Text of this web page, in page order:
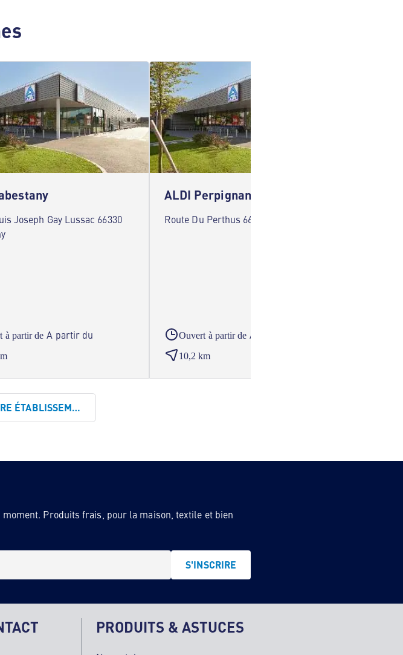
Joseph Gay Lussac 66330
à partir de A partir du
ALDI Perpignan
Route Du Perthus 66000 Perpignan
Ouvert à partir de A partir du
10,2 km
ÉTABLISSEMENT
Produits frais, pour la maison, textile et bien
S'INSCRIRE
PRODUITS & ASTUCES